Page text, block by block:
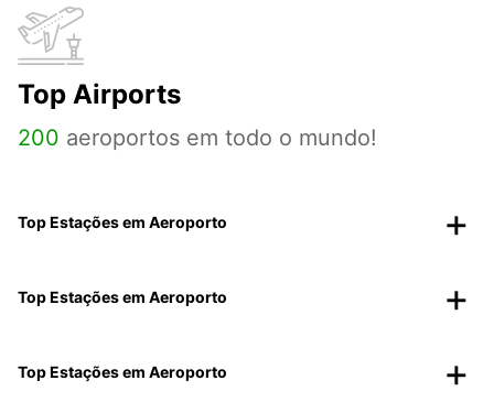
Top Airports
200 aeroportos em todo o mundo!
Top Estações em Aeroporto
Top Estações em Aeroporto
Top Estações em Aeroporto